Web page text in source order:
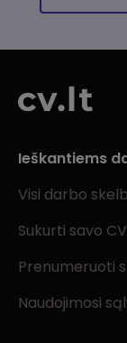
Ieškantiems
Visi darbo
Sukurti savo CV
Prenumeruoti
Naudojimosi